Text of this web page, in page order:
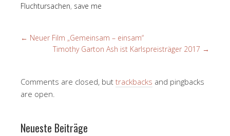
Fluchtursachen, save me
← Neuer Film „Gemeinsam – einsam“
Timothy Garton Ash ist Karlspreisträger 2017 →
Comments are closed, but trackbacks and pingbacks
are open.
Neueste Beiträge